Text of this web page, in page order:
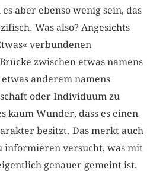
aber ebenso wenig sein, das
Was also? Angesichts
verbundenen
zwischen etwas namens
anderem namens
oder Individuum zu
kaum Wunder, dass es einen
besitzt. Das merkt auch
informieren versucht, was mit
genauer gemeint ist.